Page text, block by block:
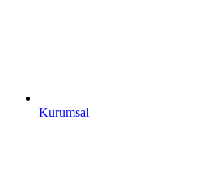
Kurumsal